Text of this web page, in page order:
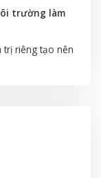
trường làm
trị riêng tạo nên